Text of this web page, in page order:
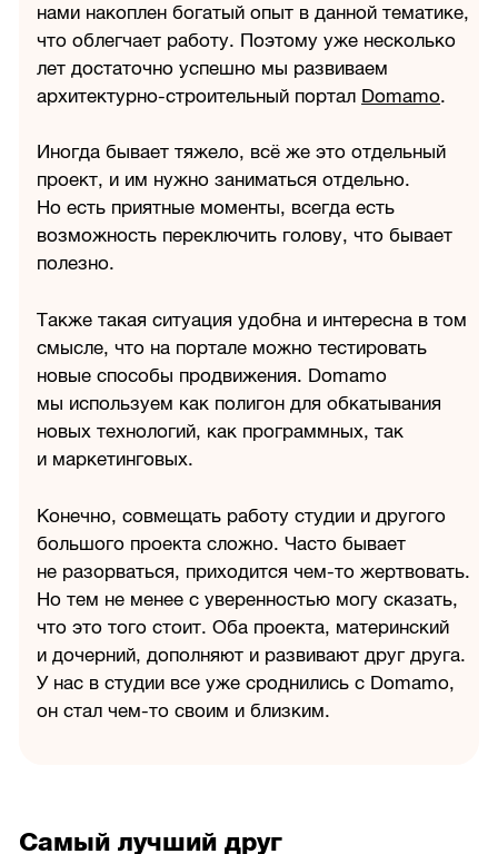
нами накоплен богатый опыт в данной тематике,
что облегчает работу. Поэтому уже несколько
лет достаточно успешно мы развиваем
архитектурно-строительный портал Domamo.
Иногда бывает тяжело, всё же это отдельный
проект, и им нужно заниматься отдельно.
Но есть приятные моменты, всегда есть
возможность переключить голову, что бывает
полезно.
Также такая ситуация удобна и интересна в том
смысле, что на портале можно тестировать
новые способы продвижения. Domamo
мы используем как полигон для обкатывания
новых технологий, как программных, так
и маркетинговых.
Конечно, совмещать работу студии и другого
большого проекта сложно. Часто бывает
не разорваться, приходится чем-то жертвовать.
Но тем не менее с уверенностью могу сказать,
что это того стоит. Оба проекта, материнский
и дочерний, дополняют и развивают друг друга.
У нас в студии все уже сроднились с Domamo,
он стал чем-то своим и близким.
Самый лучший друг